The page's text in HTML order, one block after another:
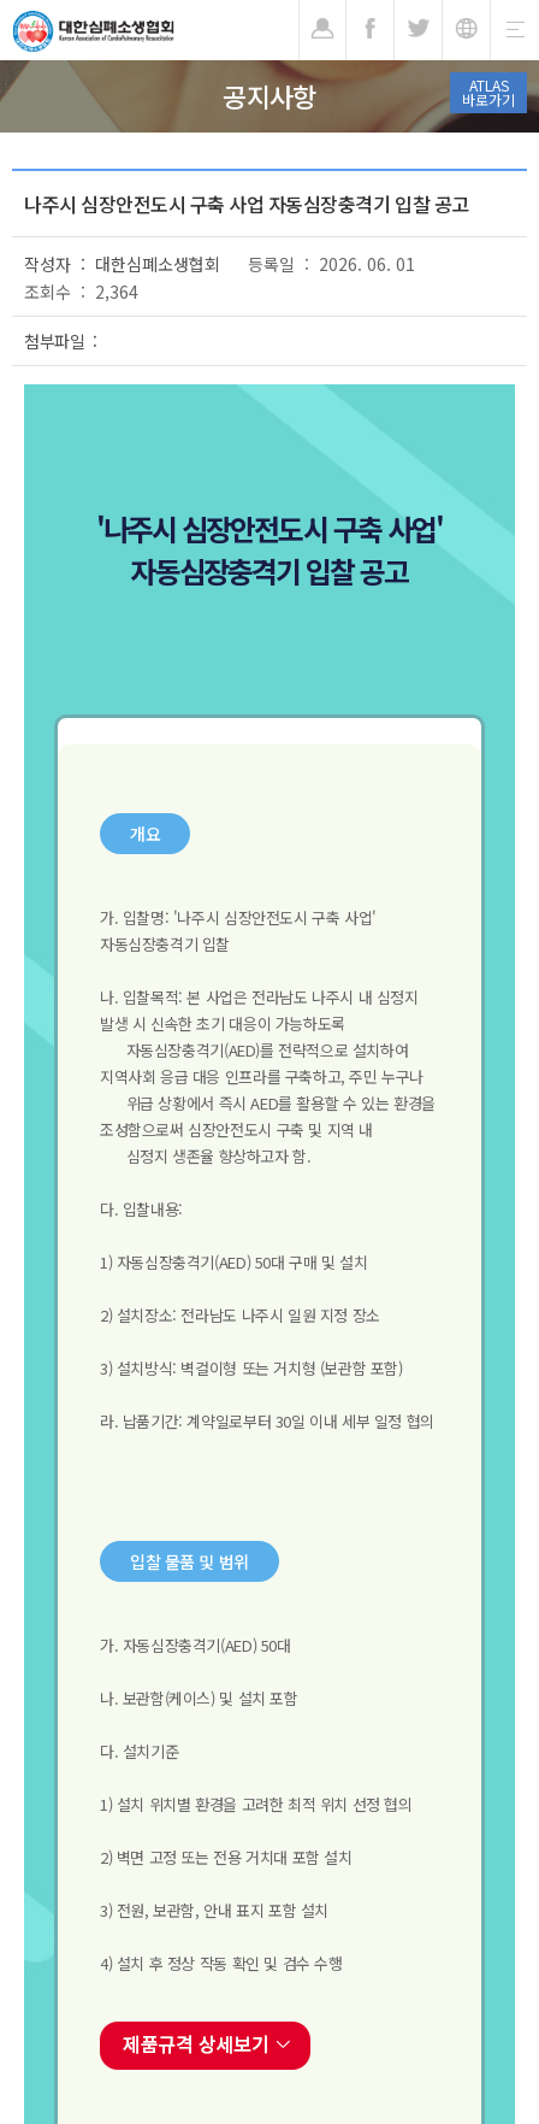
ATLAS
바로가기
공지사항
나주시 심장안전도시 구축 사업 자동심장충격기 입찰 공고
작성자 : 대한심폐소생협회
등록일 : 2026. 06. 01
조회수 : 2,364
첨부파일 :
'나주시 심장안전도시 구축 사업'
자동심장충격기 입찰 공고
개요
가. 입찰명: '나주시 심장안전도시 구축 사업'
자동심장충격기 입찰
나. 입찰목적: 본 사업은 전라남도 나주시 내 심정지
발생 시 신속한 초기 대응이 가능하도록
자동심장충격기(AED)를 전략적으로 설치하여
지역사회 응급 대응 인프라를 구축하고, 주민 누구나
위급 상황에서 즉시 AED를 활용할 수 있는 환경을
조성함으로써 심장안전도시 구축 및 지역 내
심정지 생존율 향상하고자 함.
다. 입찰내용:
1) 자동심장충격기(AED) 50대 구매 및 설치
2) 설치장소: 전라남도 나주시 일원 지정 장소
3) 설치방식: 벽걸이형 또는 거치형 (보관함 포함)
라. 납품기간: 계약일로부터 30일 이내 세부 일정 협의
입찰 물품 및 범위
가. 자동심장충격기(AED) 50대
나. 보관함(케이스) 및 설치 포함
다. 설치기준
1) 설치 위치별 환경을 고려한 최적 위치 선정 협의
2) 벽면 고정 또는 전용 거치대 포함 설치
3) 전원, 보관함, 안내 표지 포함 설치
4) 설치 후 정상 작동 확인 및 검수 수행